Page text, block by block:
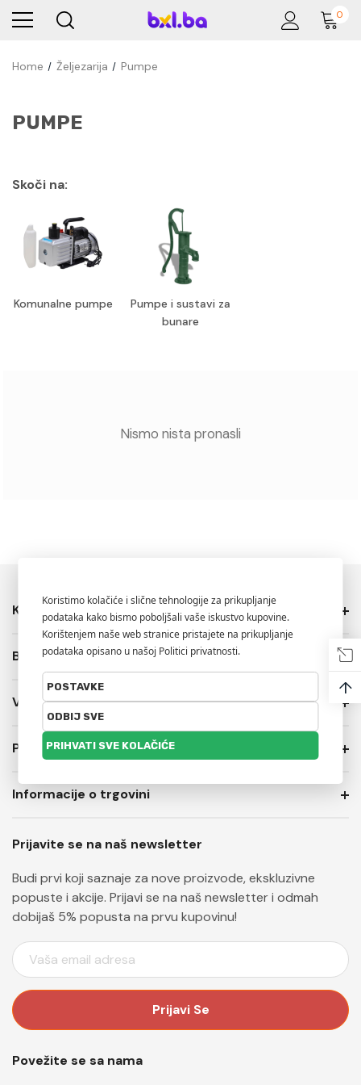
0
Home Željezarija Pumpe
PUMPE
Skoči na:
Komunalne pumpe
Pumpe i sustavi za
bunare
Nismo nista pronasli
Kategorije
Brendovi
Više Info.
PRIVATNOST I USLOVI PRODAJE
Prijavite se na naš newsletter
Budi prvi koji saznaje za nove proizvode, ekskluzivne
popuste i akcije. Prijavi se na naš newsletter i odmah
dobijaš 5% popusta na prvu kupovinu!
E
M
I
D
Informacije o trgovini
Povežite se sa nama
↑